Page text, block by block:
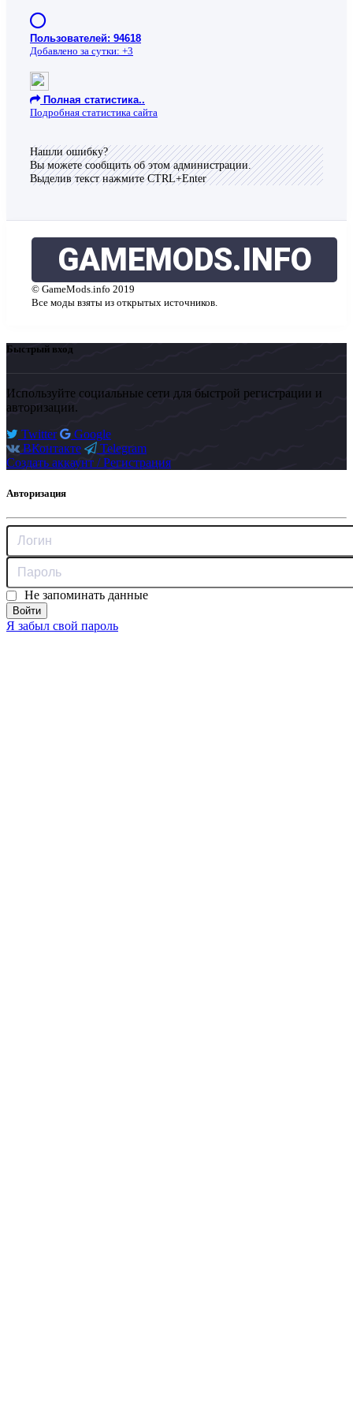
Пользователей: 94618
Добавлено за сутки: +3
Полная статистика..
Подробная статистика сайта
Loading...
Нашли ошибку?
Вы можете сообщить об этом администрации.
Выделив текст нажмите CTRL+Enter
GAMEMODS.INFO
© GameMods.info 2019
Все моды взяты из открытых источников.
Быстрый вход
Используйте социальные сети для быстрой регистрации и
авторизации.
Twitter
Google
ВКонтакте
Telegram
Создать аккаунт / Регистрация
Авторизация
Не запоминать данные
Войти
Я забыл свой пароль